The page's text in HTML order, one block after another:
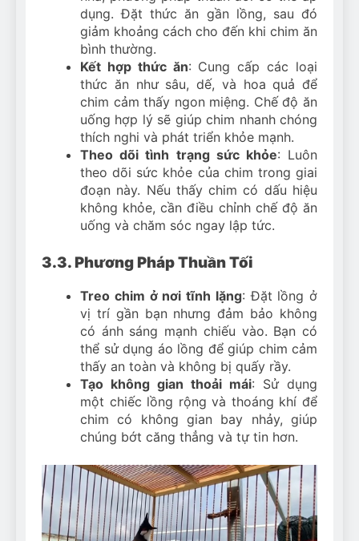
dụng. Đặt thức ăn gần lồng, sau đó
giảm khoảng cách cho đến khi chim ăn
bình thường.
Kết hợp thức ăn: Cung cấp các loại
thức ăn như sâu, dế, và hoa quả để
chim cảm thấy ngon miệng. Chế độ ăn
uống hợp lý sẽ giúp chim nhanh chóng
thích nghi và phát triển khỏe mạnh.
Theo dõi tình trạng sức khỏe: Luôn
theo dõi sức khỏe của chim trong giai
đoạn này. Nếu thấy chim có dấu hiệu
không khỏe, cần điều chỉnh chế độ ăn
uống và chăm sóc ngay lập tức.
3.3. Phương Pháp Thuần Tối
Treo chim ở nơi tĩnh lặng: Đặt lồng ở
vị trí gần bạn nhưng đảm bảo không
có ánh sáng mạnh chiếu vào. Bạn có
thể sử dụng áo lồng để giúp chim cảm
thấy an toàn và không bị quấy rầy.
Tạo không gian thoải mái: Sử dụng
một chiếc lồng rộng và thoáng khí để
chim có không gian bay nhảy, giúp
chúng bớt căng thẳng và tự tin hơn.